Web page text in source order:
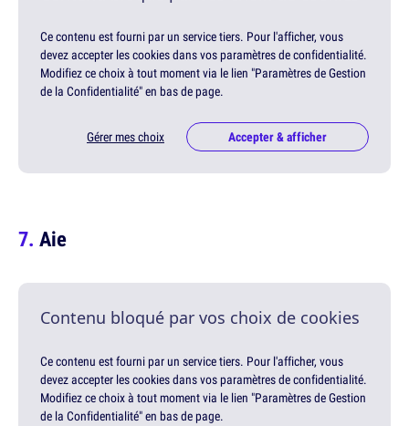
Ce contenu est fourni par un service tiers. Pour l'afficher, vous
devez accepter les cookies dans vos paramètres de confidentialité.
Modifiez ce choix à tout moment via le lien "Paramètres de Gestion
de la Confidentialité" en bas de page.
Gérer mes choix Accepter & afficher
Aie
Contenu bloqué par vos choix de cookies
Ce contenu est fourni par un service tiers. Pour l'afficher, vous
devez accepter les cookies dans vos paramètres de confidentialité.
Modifiez ce choix à tout moment via le lien "Paramètres de Gestion
de la Confidentialité" en bas de page.